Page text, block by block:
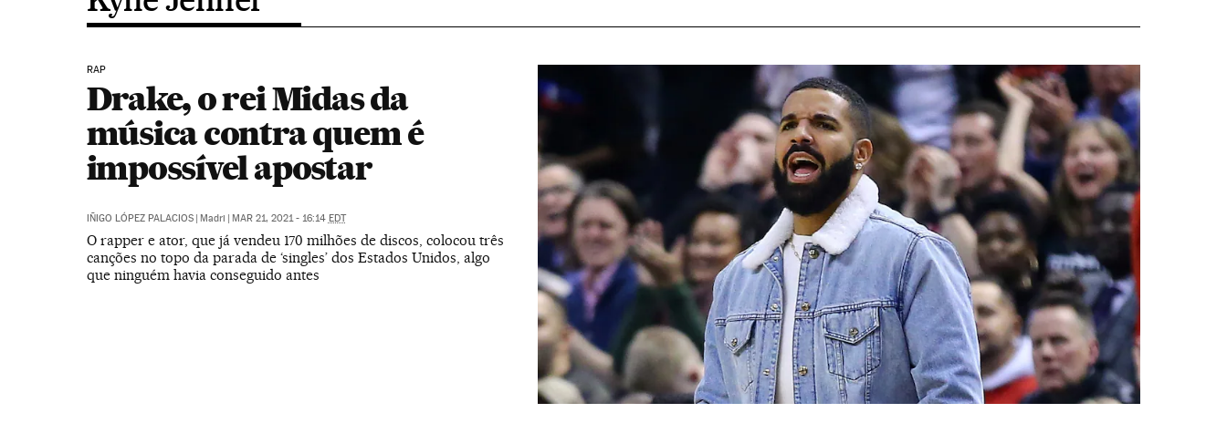
RAP
Drake, o rei Midas da
música contra quem é
impossível apostar
IÑIGO LÓPEZ PALACIOS | Madri | MAR 21, 2021 - 16:14 EDT
O rapper e ator, que já vendeu 170 milhões de discos, colocou três
canções no topo da parada de ‘singles’ dos Estados Unidos, algo
que ninguém havia conseguido antes